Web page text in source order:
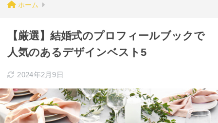
ホーム
【厳選】結婚式のプロフィールブックで
人気のあるデザインベスト5
2024年2月9日